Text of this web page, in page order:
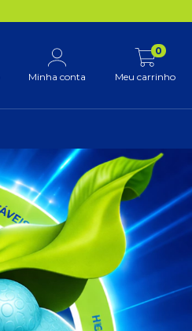
Minha conta Meu carrinho
0